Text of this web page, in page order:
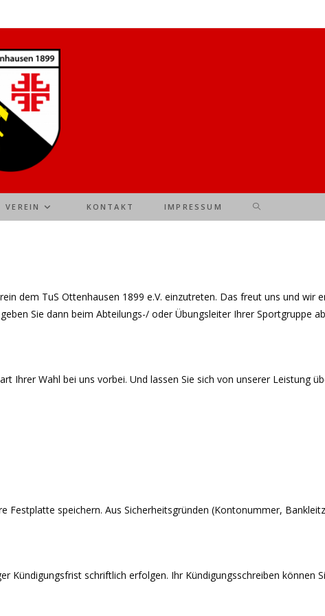
VEREIN KONTAKT IMPRESSUM WEBSITE-
dem TuS Ottenhausen 1899 e.V. einzutreten. Das freut uns und wir
Sie dann beim Abteilungs-/ oder Übungsleiter Ihrer Sportgruppe
Ihrer Wahl bei uns vorbei. Und lassen Sie sich von unserer Leistung
speichern. Aus Sicherheitsgründen (Kontonummer,
schriftlich erfolgen. Ihr Kündigungsschreiben können